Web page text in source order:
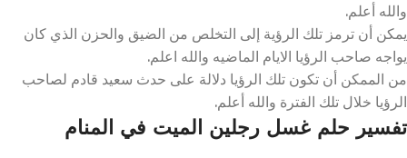
والله أعلم.
يمكن أن ترمز تلك الرؤية إلى التخلص من الضيق والحزن الذي كان
يواجه صاحب الرؤيا الايام الماضيه والله اعلم.
من الممكن أن تكون تلك الرؤيا دلالة على حدث سعيد قادم لصاحب
الرؤيا خلال تلك الفترة والله أعلم.
تفسير حلم غسل رجلين الميت في المنام